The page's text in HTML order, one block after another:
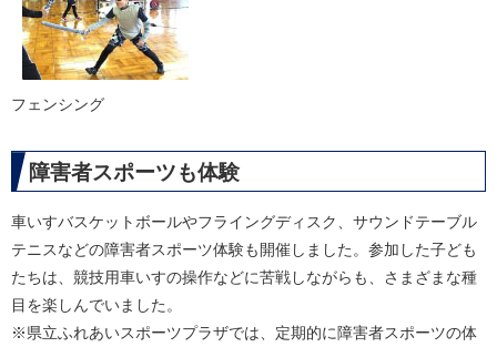
フェンシング
障害者スポーツも体験
車いすバスケットボールやフライングディスク、サウンドテーブル
テニスなどの障害者スポーツ体験も開催しました。参加した子ども
たちは、競技用車いすの操作などに苦戦しながらも、さまざまな種
目を楽しんでいました。
※県立ふれあいスポーツプラザでは、定期的に障害者スポーツの体